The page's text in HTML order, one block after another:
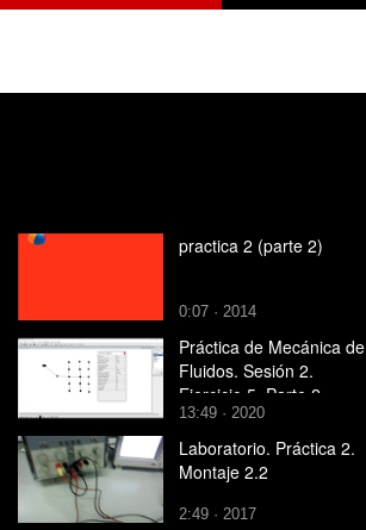
practica 2 (parte 2)
0:07 · 2014
Práctica de Mecánica de
Fluidos. Sesión 2.
Ejercicio 5. Parte 2
13:49 · 2020
Laboratorio. Práctica 2.
Montaje 2.2
2:49 · 2017